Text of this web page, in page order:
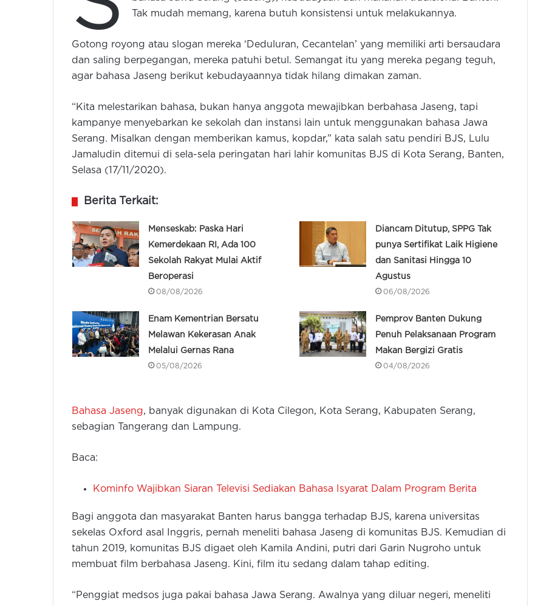
Tak mudah memang, karena butuh konsistensi untuk melakukannya.
Gotong royong atau slogan mereka ‘Deduluran, Cecantelan’ yang memiliki arti bersaudara
dan saling berpegangan, mereka patuhi betul. Semangat itu yang mereka pegang teguh,
agar bahasa Jaseng berikut kebudayaannya tidak hilang dimakan zaman.
“Kita melestarikan bahasa, bukan hanya anggota mewajibkan berbahasa Jaseng, tapi
kampanye menyebarkan ke sekolah dan instansi lain untuk menggunakan bahasa Jawa
Serang. Misalkan dengan memberikan kamus, kopdar,” kata salah satu pendiri BJS, Lulu
Jamaludin ditemui di sela-sela peringatan hari lahir komunitas BJS di Kota Serang, Banten,
Selasa (17/11/2020).
Berita Terkait:
Menseskab: Paska Hari
Kemerdekaan RI, Ada 100
Sekolah Rakyat Mulai Aktif
Beroperasi
08/08/2026
Diancam Ditutup, SPPG Tak
punya Sertifikat Laik Higiene
dan Sanitasi Hingga 10
Agustus
06/08/2026
Enam Kementrian Bersatu
Melawan Kekerasan Anak
Melalui Gernas Rana
05/08/2026
Pemprov Banten Dukung
Penuh Pelaksanaan Program
Makan Bergizi Gratis
04/08/2026
Bahasa Jaseng, banyak digunakan di Kota Cilegon, Kota Serang, Kabupaten Serang,
sebagian Tangerang dan Lampung.
Baca:
Kominfo Wajibkan Siaran Televisi Sediakan Bahasa Isyarat Dalam Program Berita
Bagi anggota dan masyarakat Banten harus bangga terhadap BJS, karena universitas
sekelas Oxford asal Inggris, pernah meneliti bahasa Jaseng di komunitas BJS. Kemudian di
tahun 2019, komunitas BJS digaet oleh Kamila Andini, putri dari Garin Nugroho untuk
membuat film berbahasa Jaseng. Kini, film itu sedang dalam tahap editing.
“Penggiat medsos juga pakai bahasa Jawa Serang. Awalnya yang diluar negeri, meneliti